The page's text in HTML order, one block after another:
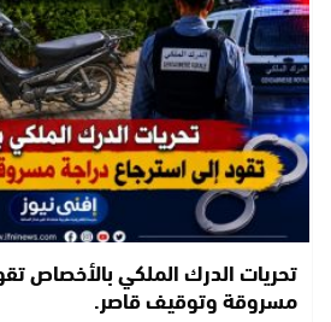
تحريات الدرك الملكي بالأخصاص
مسروقة وتوقيف قاصر.